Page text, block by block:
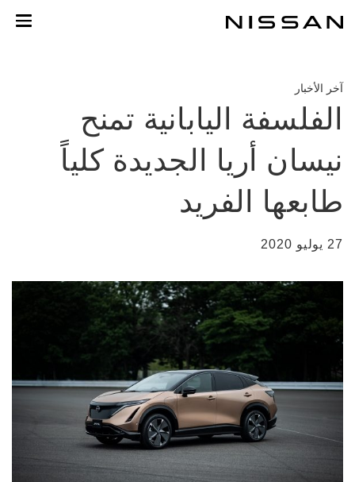
المحتوى
آخر الأخبار
الفلسفة اليابانية تمنح
نيسان أريا الجديدة كلياً
طابعها الفريد
27 يوليو 2020